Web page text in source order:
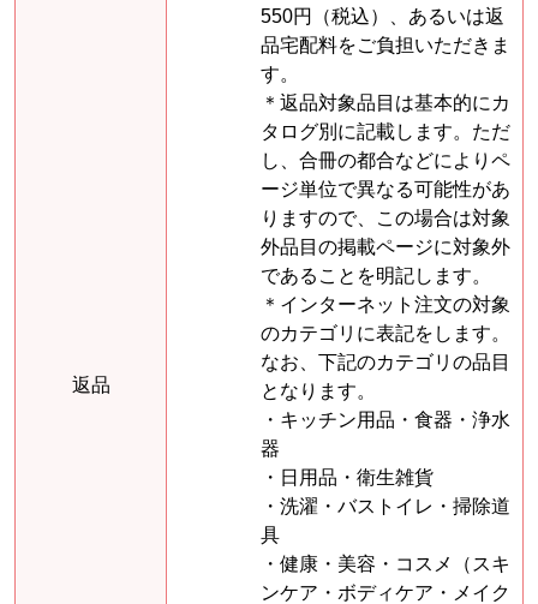
返品
550円（税込）、あるいは返
品宅配料をご負担いただきま
す。
＊返品対象品目は基本的にカ
タログ別に記載します。ただ
し、合冊の都合などによりペ
ージ単位で異なる可能性があ
りますので、この場合は対象
外品目の掲載ページに対象外
であることを明記します。
＊インターネット注文の対象
のカテゴリに表記をします。
なお、下記のカテゴリの品目
となります。
・キッチン用品・食器・浄水
器
・日用品・衛生雑貨
・洗濯・バストイレ・掃除道
具
・健康・美容・コスメ（スキ
ンケア・ボディケア・メイク